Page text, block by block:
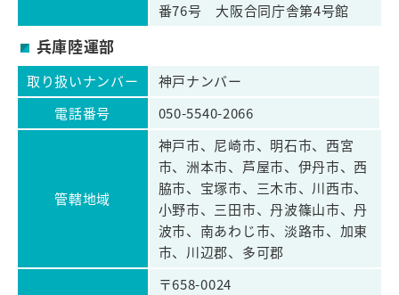
番76号 大阪合同庁舎第4号館
兵庫陸運部
取り扱いナンバー
神戸ナンバー
電話番号
050-5540-2066
管轄地域
神戸市、尼崎市、明石市、西宮
市、洲本市、芦屋市、伊丹市、西
脇市、宝塚市、三木市、川西市、
小野市、三田市、丹波篠山市、丹
波市、南あわじ市、淡路市、加東
市、川辺郡、多可郡
〒658-0024